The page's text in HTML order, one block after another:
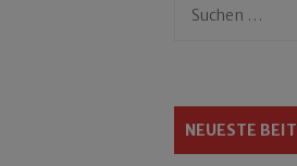
Suchen
NEUESTE